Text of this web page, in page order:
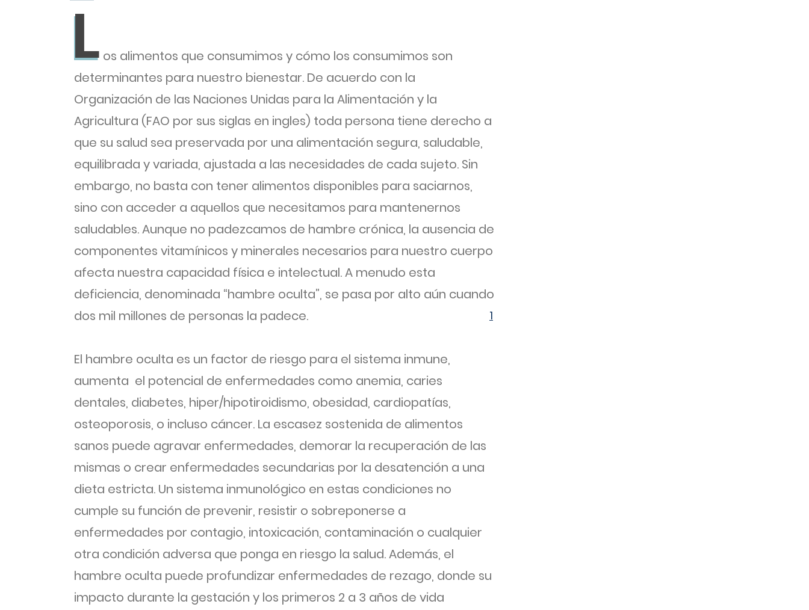
L
L os alimentos que consumimos y cómo los consumimos son
determinantes para nuestro bienestar. De acuerdo con la
Organización de las Naciones Unidas para la Alimentación y la
Agricultura (FAO por sus siglas en ingles) toda persona tiene derecho a
que su salud sea preservada por una alimentación segura, saludable,
equilibrada y variada, ajustada a las necesidades de cada sujeto. Sin
embargo, no basta con tener alimentos disponibles para saciarnos,
sino con acceder a aquellos que necesitamos para mantenernos
saludables. Aunque no padezcamos de hambre crónica, la ausencia de
componentes vitamínicos y minerales necesarios para nuestro cuerpo
afecta nuestra capacidad física e intelectual. A menudo esta
deficiencia, denominada “hambre oculta”, se pasa por alto aún cuando
dos mil millones de personas la padece.
El hambre oculta es un factor de riesgo para el sistema inmune,
aumenta el potencial de enfermedades como anemia, caries
dentales, diabetes, hiper/hipotiroidismo, obesidad, cardiopatías,
osteoporosis, o incluso cáncer. La escasez sostenida de alimentos
sanos puede agravar enfermedades, demorar la recuperación de las
mismas o crear enfermedades secundarias por la desatención a una
dieta estricta. Un sistema inmunológico en estas condiciones no
cumple su función de prevenir, resistir o sobreponerse a
enfermedades por contagio, intoxicación, contaminación o cualquier
otra condición adversa que ponga en riesgo la salud. Además, el
hambre oculta puede profundizar enfermedades de rezago, donde su
impacto durante la gestación y los primeros 2 a 3 años de vida
1